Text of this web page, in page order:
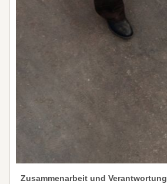
Zusammenarbeit und Verantwortung